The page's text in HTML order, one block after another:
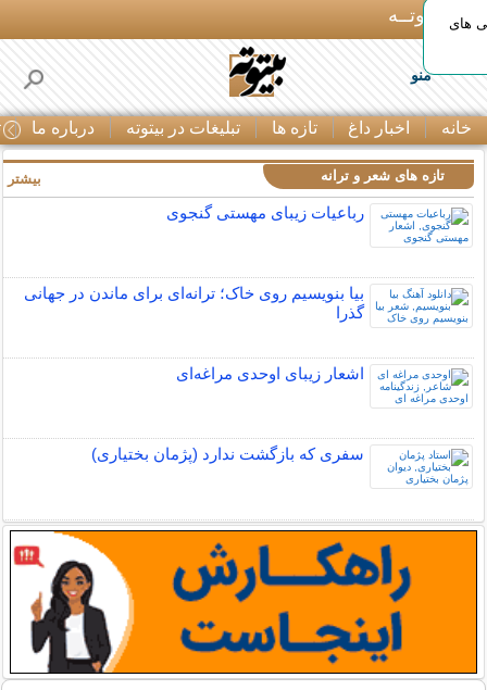
بـیتوتــه
منو
خانه اخبار داغ تازه ها تبلیغات در بیتوته درباره ما
های
تازه های شعر و ترانه
رباعیات زیبای مهستی گنجوی
بیا بنویسیم روی خاک؛ ترانه‌ای برای ماندن در جهانی
گذرا
اشعار زیبای اوحدی مراغه‌ای
سفری که بازگشت ندارد (پژمان بختیاری)
بیشتر